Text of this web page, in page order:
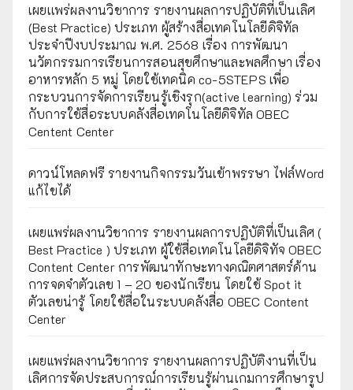
เผยเเพร่ผลงานวิชาการ รายงานผลการปฏิบัติที่เป็นเลิศ
(Best Practice) ประเภท ผู้สร้างสื่อเทคโนโลยีดิจิทัล
ประจำปีงบประมาณ พ.ศ. 2568 เรื่อง การพัฒนา
นวัตกรรมการเรียนการสอนสุขศึกษาและพลศึกษา เรื่อง
อาหารหลัก 5 หมู่ โดยใช้เทคนิค co-5STEPS เพื่อ
กระบวนการจัดการเรียนรู้เชิงรุก(active learning) ร่วม
กับการใช้สื่อระบบคลังสื่อเทคโนโลยีดิจิทัล OBEC
Centent Center
ดาวน์โหลดฟรี รายงานกิจกรรมวันเข้าพรรษา ไฟล์Word
แก้ไขได้
เผยแพร่ผลงานวิชาการ รายงานผลการปฏิบัติที่เป็นเลิศ (
Best Practice ) ประเภท ผู้ใช้สื่อเทคโนโลยีดิจิทัจ OBEC
Content Center การพัฒนาทักษะทางคณิตศาสตร์ด้าน
การจดจำตัวเลข 1 – 20 ของนักเรียน โดยใช้ Spot it
ตัวเลขน่ารู้ โดยใช้สื่อในระบบคลังสื่อ OBEC Content
Center
เผยแพร่ผลงานวิชาการ รายงานผลการปฏิบัติงานที่เป็น
เลิศการจัดประสบการณ์การเรียนรู้ผ่านเกมการศึกษารูป